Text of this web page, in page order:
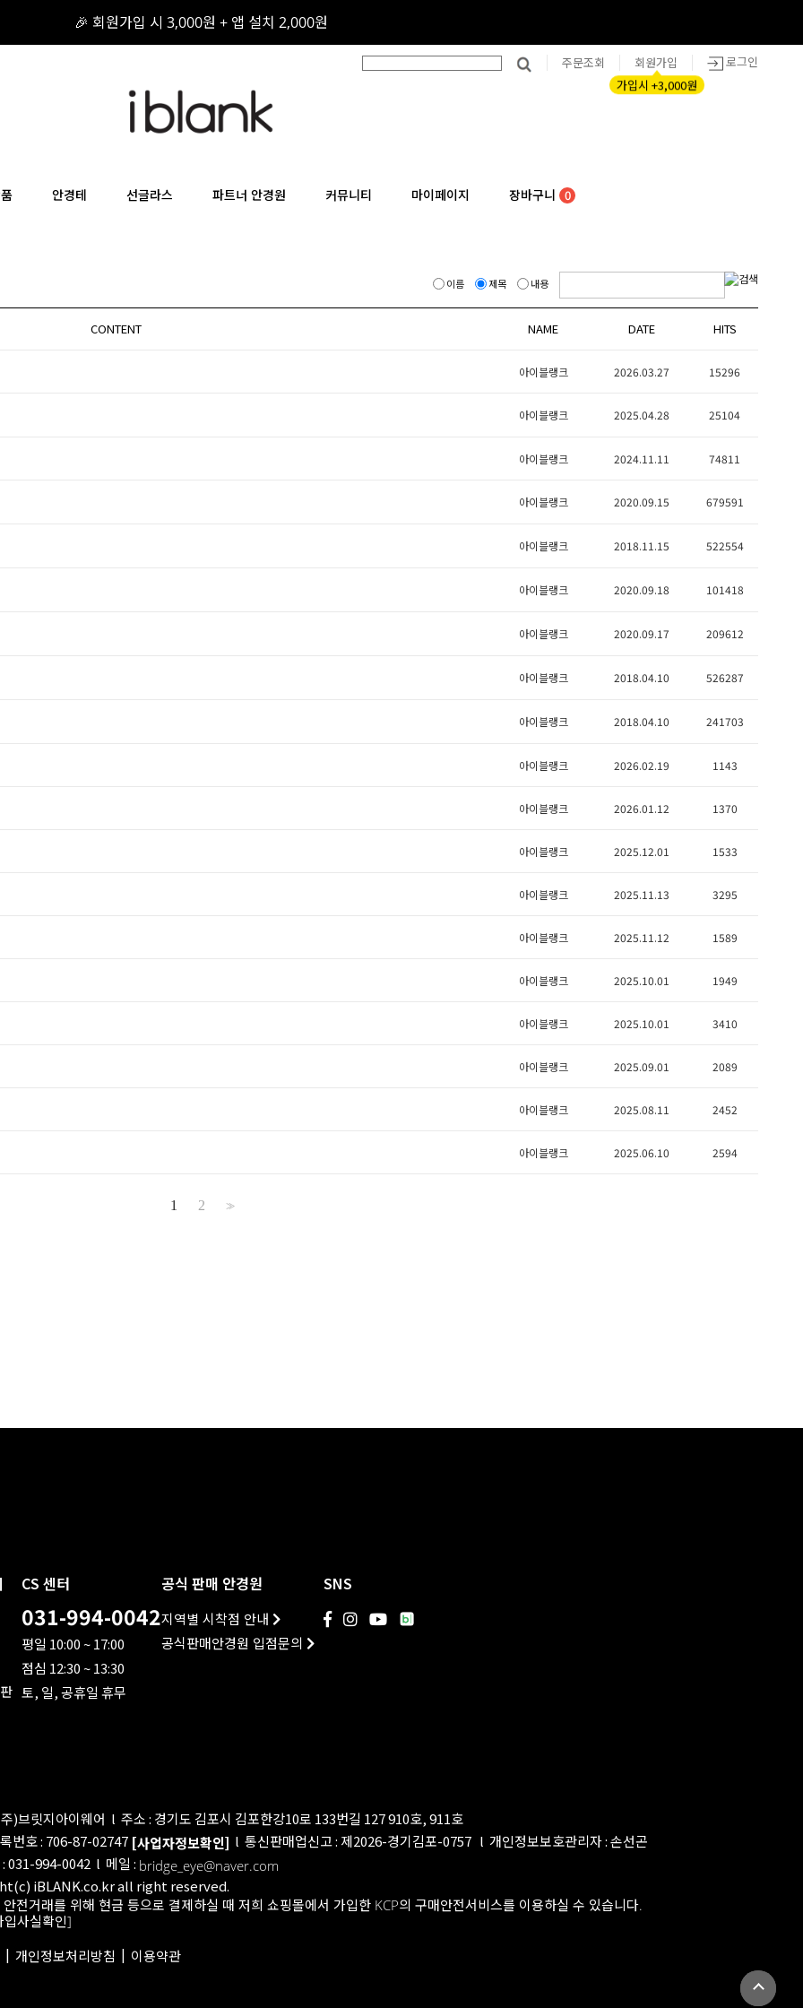
🎉 회원가입 시 3,000원 + 앱 설치 2,000원
📦 무료 배송 / 무료 반품 / 무료 교환
주문조회 회원가입
가입시 +3,000원
로그인
안경테 선글라스 파트너 안경원 커뮤니티 마이페이지 장바구니 0
이름 제목 내용
CONTENT NAME DATE HITS
아이블랭크 2026.03.27 15296
아이블랭크 2025.04.28 25104
아이블랭크 2024.11.11 74811
아이블랭크 2020.09.15 679591
아이블랭크 2018.11.15 522554
아이블랭크 2020.09.18 101418
아이블랭크 2020.09.17 209612
아이블랭크 2018.04.10 526287
아이블랭크 2018.04.10 241703
아이블랭크 2026.02.19 1143
아이블랭크 2026.01.12 1370
아이블랭크 2025.12.01 1533
아이블랭크 2025.11.13 3295
아이블랭크 2025.11.12 1589
아이블랭크 2025.10.01 1949
아이블랭크 2025.10.01 3410
아이블랭크 2025.09.01 2089
아이블랭크 2025.08.11 2452
아이블랭크 2025.06.10 2594
1 2 >>
CS 센터
031-994-0042
평일 10:00 ~ 17:00
점심 12:30 ~ 13:30
토, 일, 공휴일 휴무
공식 판매 안경원
지역별 시착점 안내
공식판매안경원 입점문의
SNS
)브릿지아이웨어 l 주소 : 경기도 김포시 김포한강10로 133번길 127 910호, 911호
번호 : 706-87-02747 [사업자정보확인] l 통신판매업신고 : 제2026-경기김포-0757 l 개인정보보호관리자 : 손선곤
: 031-994-0042 l 메일 : bridge_eye@naver.com
iBLANK.co.kr all right reserved.
전거래를 위해 현금 등으로 결제하실 때 저희 쇼핑몰에서 가입한 KCP의 구매안전서비스를 이용하실 수 있습니다.
사실확인]
| 개인정보처리방침 | 이용약관